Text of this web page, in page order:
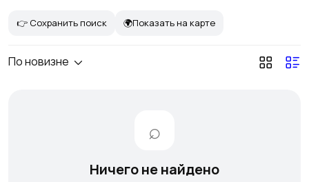
👉 Сохранить поиск 🌍Показать на карте
По новизне
Ничего не найдено